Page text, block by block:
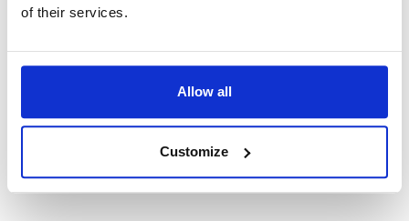
of their services.
Allow all
Customize
Sat Receiver über eine Aufnahmefunktion
verfügen, gibt es dennoch Unterschiede in
der praktischen Anwendung. Prinzipiell
sind zwei Modellvarianten erhältlich: Sat
und Sat Receiver mit integrierter
Festplatte.